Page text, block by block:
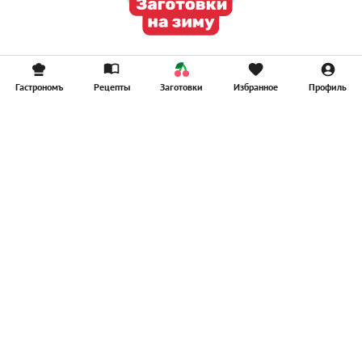
Гастрономъ Рецепты Заготовки Избранное Профиль